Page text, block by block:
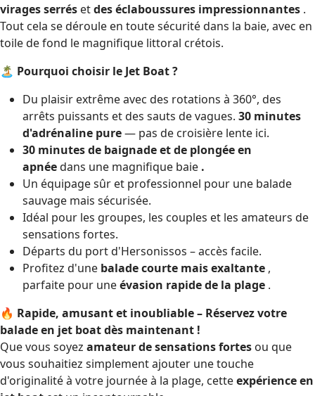
virages serrés etdes éclaboussures impressionnantes .
Tout cela se déroule en toute sécurité dans la baie, avec en
toile de fond le magnifique littoral crétois.
🏝 Pourquoi choisir le Jet Boat ?
Du plaisir extrême avec des rotations à 360°, des
arrêts puissants et des sauts de vagues. 30 minutes
d'adrénaline pure— pas de croisière lente ici.
30 minutes de baignade et de plongée en
apnéedans une magnifique baie .
Un équipage sûr et professionnel pour une balade
sauvage mais sécurisée.
Idéal pour les groupes, les couples et les amateurs de
sensations fortes.
Départs du port d'Hersonissos – accès facile.
Profitez d'une balade courte mais exaltante ,
parfaite pour uneévasion rapide de la plage .
🔥 Rapide, amusant et inoubliable – Réservez votre
balade en jet boat dès maintenant !
Que vous soyez amateur de sensations fortes ou que
vous souhaitiez simplement ajouter une touche
d'originalité à votre journée à la plage, cetteexpérience en